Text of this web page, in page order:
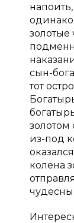
золотые
сын-
тот
золотом
из-под
колена